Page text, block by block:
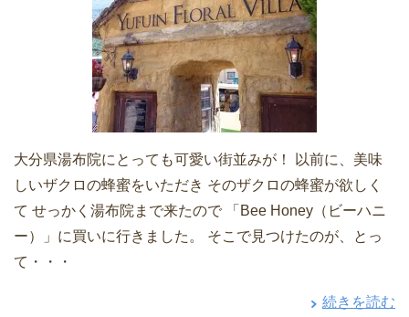
大分県湯布院にとっても可愛い街並みが！ 以前に、美味
しいザクロの蜂蜜をいただき そのザクロの蜂蜜が欲しく
て せっかく湯布院まで来たので 「Bee Honey（ビーハニ
ー）」に買いに行きました。 そこで見つけたのが、とっ
て・・・
続きを読む